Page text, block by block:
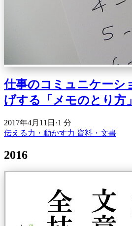
仕事のコミュニケーシ
げする「メモのとり方
2017年4月11日 ·1 分
伝える力・動かす力 資料・文書
2016